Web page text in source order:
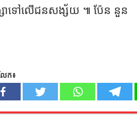
សា​ទៅ​លើ​ជនសង្ស័យ​ ៕​ ប៉ែន នួន
ែក៖